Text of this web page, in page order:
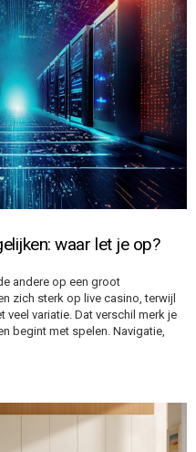
waar let je op?
andere op een groot
zich sterk op live casino, terwijl
variatie. Dat verschil merk je
begint met spelen. Navigatie,